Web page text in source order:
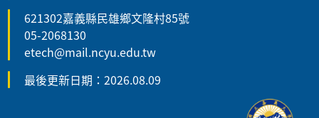
621302嘉義縣民雄鄉文隆村85號
05-2068130
etech@mail.ncyu.edu.tw
最後更新日期：2026.08.09